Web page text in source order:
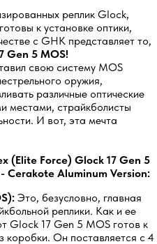
реплик Glock,
к установке оптики,
с GHK представляет то,
Gen 5 MOS!
свою систему MOS
оружия,
различные оптические
местами, страйкболисты
И вот, эта мечта
(Elite Force) Glock 17 Gen 5
Cerakote Aluminum Version:
Это, безусловно, главная
реплики. Как и ее
Glock 17 Gen 5 MOS готов к
коробки. Он поставляется с 4